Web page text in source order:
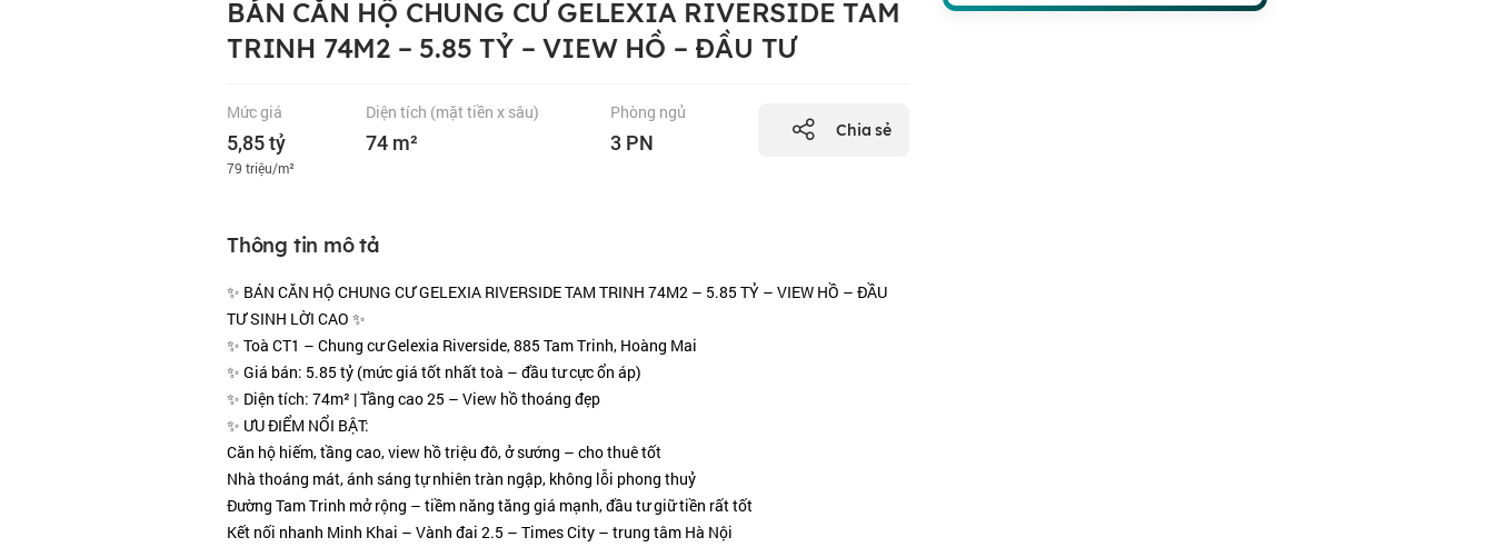
BÁN CĂN HỘ CHUNG CƯ GELEXIA RIVERSIDE TAM
TRINH 74M2 – 5.85 TỶ – VIEW HỒ – ĐẦU TƯ
Mức giá
5,85 tỷ
79 triệu/m²
Diện tích (mặt tiền x sâu)
74 m²
Phòng ngủ
3 PN
Chia sẻ
Thông tin mô tả
✨ BÁN CĂN HỘ CHUNG CƯ GELEXIA RIVERSIDE TAM TRINH 74M2 – 5.85 TỶ – VIEW HỒ – ĐẦU
TƯ SINH LỜI CAO ✨
✨ Toà CT1 – Chung cư Gelexia Riverside, 885 Tam Trinh, Hoàng Mai
✨ Giá bán: 5.85 tỷ (mức giá tốt nhất toà – đầu tư cực ổn áp)
✨ Diện tích: 74m² | Tầng cao 25 – View hồ thoáng đẹp
✨ ƯU ĐIỂM NỔI BẬT:
Căn hộ hiếm, tầng cao, view hồ triệu đô, ở sướng – cho thuê tốt
Nhà thoáng mát, ánh sáng tự nhiên tràn ngập, không lỗi phong thuỷ
Đường Tam Trinh mở rộng – tiềm năng tăng giá mạnh, đầu tư giữ tiền rất tốt
Kết nối nhanh Minh Khai – Vành đai 2.5 – Times City – trung tâm Hà Nội